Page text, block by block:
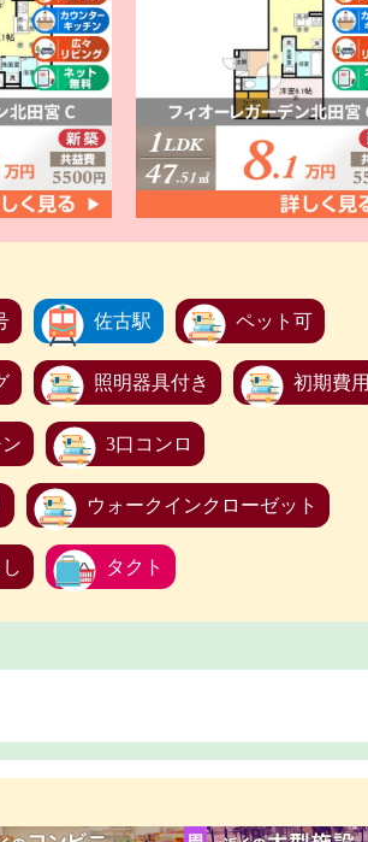
佐古駅 ペット可
照明器具付き 初期費用
3口コンロ
ウォークインクローゼット
タクト